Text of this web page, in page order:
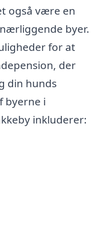
også være en
byer.
for at
der
din hunds
byerne i
inkluderer: